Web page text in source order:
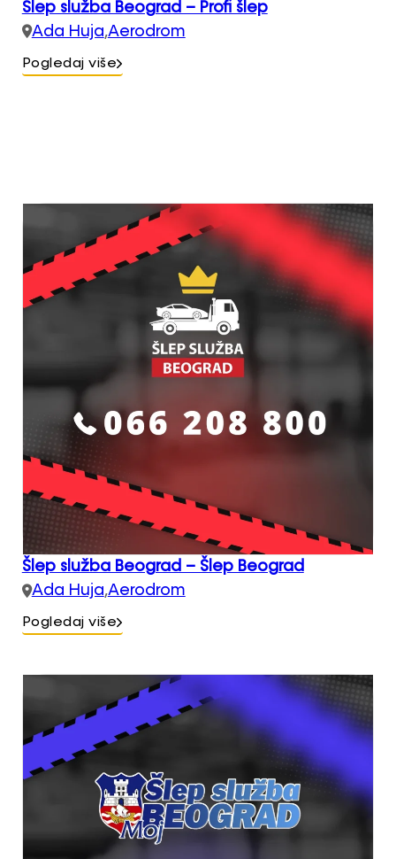
Šlep služba Beograd – Profi šlep
Ada Huja,Aerodrom
Pogledaj više
Šlep služba Beograd – Šlep Beograd
Ada Huja,Aerodrom
Pogledaj više